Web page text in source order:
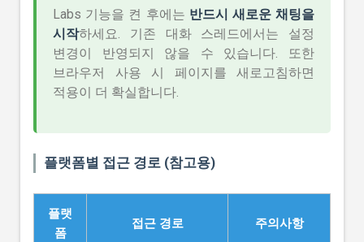
Labs 기능을 켠 후에는 반드시 새로운 채팅을
시작하세요. 기존 대화 스레드에서는 설정
변경이 반영되지 않을 수 있습니다. 또한
브라우저 사용 시 페이지를 새로고침하면
적용이 더 확실합니다.
플랫폼별 접근 경로 (참고용)
플랫
폼
접근 경로 주의사항